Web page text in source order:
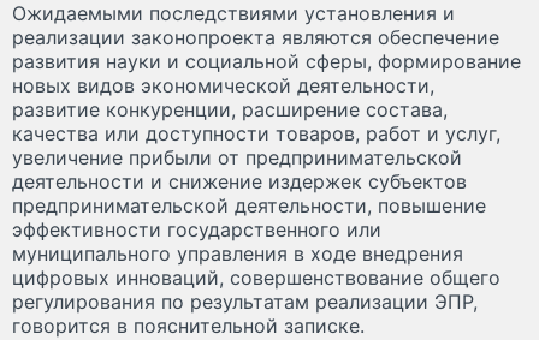
Ожидаемыми последствиями установления и
реализации законопроекта являются обеспечение
развития науки и социальной сферы, формирование
новых видов экономической деятельности,
развитие конкуренции, расширение состава,
качества или доступности товаров, работ и услуг,
увеличение прибыли от предпринимательской
деятельности и снижение издержек субъектов
предпринимательской деятельности, повышение
эффективности государственного или
муниципального управления в ходе внедрения
цифровых инноваций, совершенствование общего
регулирования по результатам реализации ЭПР,
говорится в пояснительной записке.